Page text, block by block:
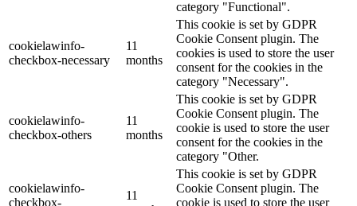
category "Functional".
cookielawinfo-
checkbox-necessary
11
months
This cookie is set by GDPR
Cookie Consent plugin. The
cookies is used to store the user
consent for the cookies in the
category "Necessary".
cookielawinfo-
checkbox-others
11
months
This cookie is set by GDPR
Cookie Consent plugin. The
cookie is used to store the user
consent for the cookies in the
category "Other.
cookielawinfo-
checkbox-
11
This cookie is set by GDPR
Cookie Consent plugin. The
cookie is used to store the user